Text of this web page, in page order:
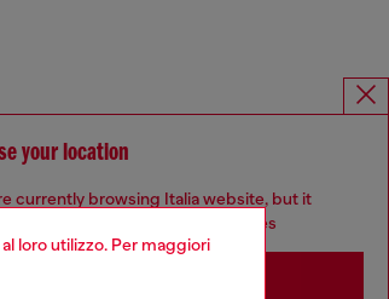
loro utilizzo. Per maggiori
your location
currently browsing Italia website, but it
you may be based in United States